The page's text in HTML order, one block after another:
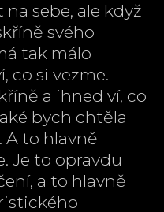
sebe, ale když
svého
tak málo
co si vezme.
a ihned ví, co
bych chtěla
A to hlavně
Je to opravdu
a to hlavně